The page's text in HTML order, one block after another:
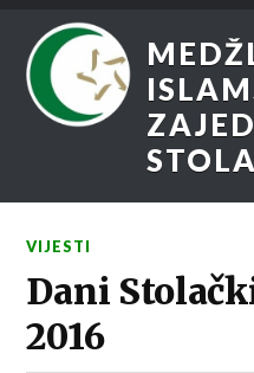
VIJESTI
Dani
2016